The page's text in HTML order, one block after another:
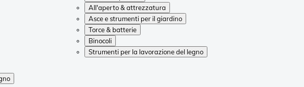
All'aperto & attrezzatura
Asce e strumenti per il giardino
Torce & batterie
Binocoli
Strumenti per la lavorazione del legno